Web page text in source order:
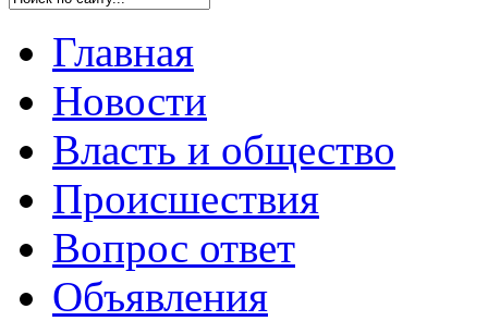
Главная
Новости
Власть и общество
Происшествия
Вопрос ответ
Объявления